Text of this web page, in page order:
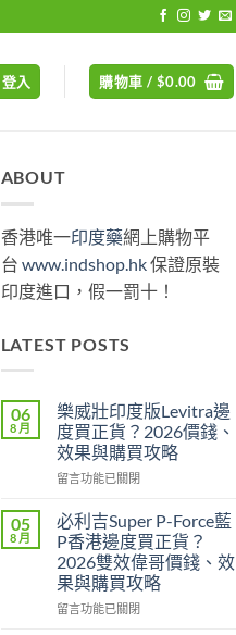
登入 購物車 / $0.00
ABOUT
香港唯一印度藥網上購物平
台 www.indshop.hk保證原裝
印度進口，假一罰十！
LATEST POSTS
06
8 月
樂威壯印度版Levitra邊
度買正貨？2026價錢、
效果與購買攻略
在
威
壯
印
度
版
Levitra
留言功能已關閉
05
8 月
必利吉Super P-Force藍
P香港邊度買正貨？
2026雙效偉哥價錢、效
果與購買攻略
在
留言功能已關閉